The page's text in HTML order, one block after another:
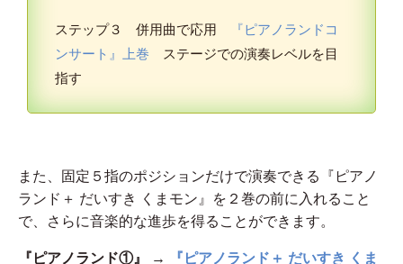
ステップ３ 併用曲で応用
『ピアノランドコ
ンサート』上巻 ステージでの演奏レベルを目
指す
また、固定５指のポジションだけで演奏できる『ピアノ
ランド＋ だいすき くまモン』を２巻の前に入れること
で、さらに音楽的な進歩を得ることができます。
『ピアノランド①』 → 『ピアノランド＋ だいすき くま